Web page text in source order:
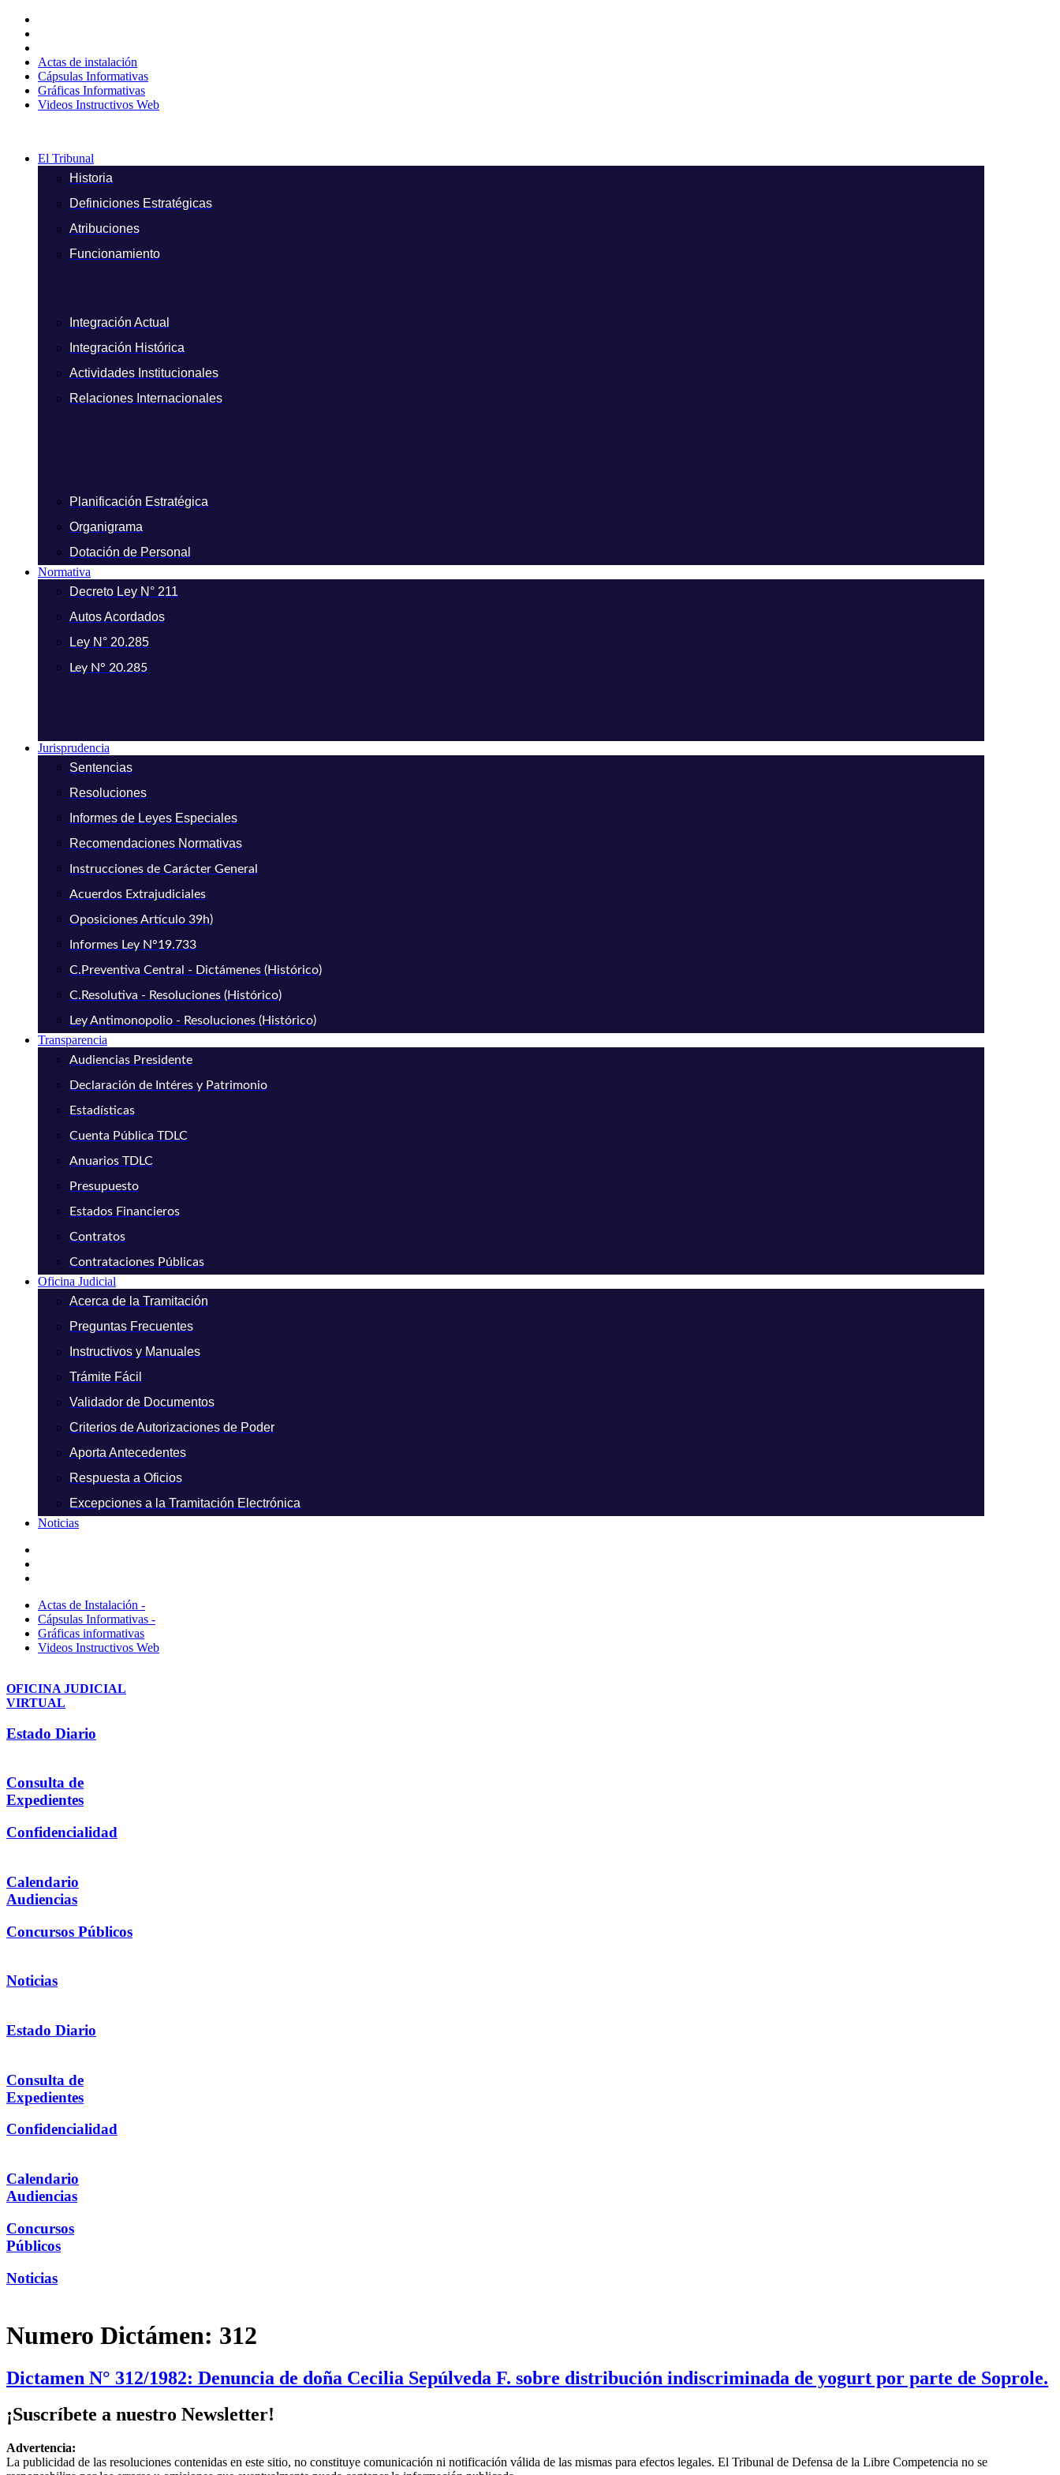
contenido
Actas de instalación
Cápsulas Informativas
Gráficas Informativas
Videos Instructivos Web
El Tribunal
Historia
Definiciones Estratégicas
Atribuciones
Funcionamiento
Integración Actual
Integración Histórica
Actividades Institucionales
Relaciones Internacionales
Planificación Estratégica
Organigrama
Dotación de Personal
Normativa
Decreto Ley N° 211
Autos Acordados
Ley N° 20.285
Ley N° 20.285
Jurisprudencia
Sentencias
Resoluciones
Informes de Leyes Especiales
Recomendaciones Normativas
Instrucciones de Carácter General
Acuerdos Extrajudiciales
Oposiciones Artículo 39h)
Informes Ley N°19.733
C.Preventiva Central - Dictámenes (Histórico)
C.Resolutiva - Resoluciones (Histórico)
Ley Antimonopolio - Resoluciones (Histórico)
Transparencia
Audiencias Presidente
Declaración de Intéres y Patrimonio
Estadísticas
Cuenta Pública TDLC
Anuarios TDLC
Presupuesto
Estados Financieros
Contratos
Contrataciones Públicas
Oficina Judicial
Acerca de la Tramitación
Preguntas Frecuentes
Instructivos y Manuales
Trámite Fácil
Validador de Documentos
Criterios de Autorizaciones de Poder
Aporta Antecedentes
Respuesta a Oficios
Excepciones a la Tramitación Electrónica
Noticias
Actas de Instalación -
Cápsulas Informativas -
Gráficas informativas
Videos Instructivos Web
OFICINA JUDICIAL
VIRTUAL
Estado Diario
Consulta de
Expedientes
Confidencialidad
Calendario
Audiencias
Concursos Públicos
Noticias
Estado Diario
Consulta de
Expedientes
Confidencialidad
Calendario
Audiencias
Concursos
Públicos
Noticias
Numero Dictámen: 312
Dictamen N° 312/1982: Denuncia de doña Cecilia Sepúlveda F. sobre distribución indiscriminada de yogurt por parte de Soprole.
¡Suscríbete a nuestro Newsletter!
Advertencia:
La publicidad de las resoluciones contenidas en este sitio, no constituye comunicación ni notificación válida de las mismas para efectos legales. El Tribunal de Defensa de la Libre Competencia no se